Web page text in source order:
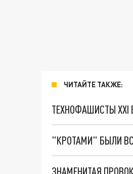
ЧИТАЙТЕ ТАКЖЕ:
ТЕХНОФАШИСТЫ XXI
"КРОТАМИ" БЫЛИ